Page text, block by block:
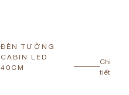
ĐÈN TƯỜNG
CABIN LED
40CM
Chi
tiết